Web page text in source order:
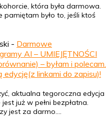
która była darmowa.
pamiętam było to, jeśli ktoś
- Darmowe
AI – UMIEJĘTNOŚCI
– byłam i polecam.
edycję(z linkami do zapisu)!
aktualna tegoroczna edycja
już w pełni bezpłatna.
jest za darmo.…